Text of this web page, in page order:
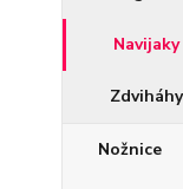
Navijaky
Zdviháhy
Nožnice